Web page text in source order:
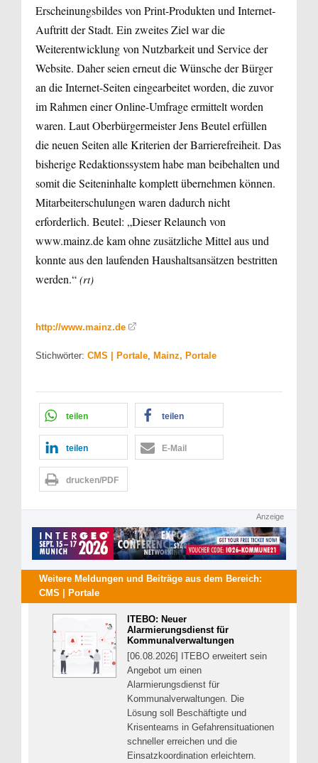
Erscheinungsbildes von Print-Produkten und Internet-
Auftritt der Stadt. Ein zweites Ziel war die
Weiterentwicklung von Nutzbarkeit und Service der
Website. Daher seien erneut die Wünsche der Bürger
an die Internet-Seiten eingearbeitet worden, die zuvor
im Rahmen einer Online-Umfrage ermittelt worden
waren. Laut Oberbürgermeister Jens Beutel erfüllen
die neuen Seiten alle Kriterien der Barrierefreiheit. Das
bisherige Redaktionssystem habe man beibehalten und
somit die Seiteninhalte komplett übernehmen können.
Mitarbeiterschulungen waren dadurch nicht
erforderlich. Beutel: „Dieser Relaunch von
www.mainz.de kam ohne zusätzliche Mittel aus und
konnte aus den laufenden Haushaltsansätzen bestritten
werden.“ (rt)
http://www.mainz.de
Stichwörter: CMS | Portale, Mainz, Portale
teilen teilen
teilen E-Mail
drucken/PDF
Anzeige
Weitere Meldungen und Beiträge aus dem Bereich:
CMS | Portale
ITEBO: Neuer
Alarmierungsdienst für
Kommunalverwaltungen
[06.08.2026] ITEBO erweitert sein
Angebot um einen
Alarmierungsdienst für
Kommunalverwaltungen. Die
Lösung soll Beschäftigte und
Krisenteams in Gefahrensituationen
schneller erreichen und die
Einsatzkoordination erleichtern.